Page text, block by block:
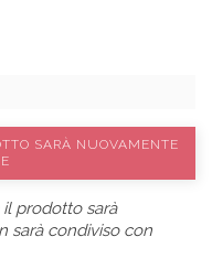
SARÀ NUOVAMENTE
prodotto sarà
sarà condiviso con